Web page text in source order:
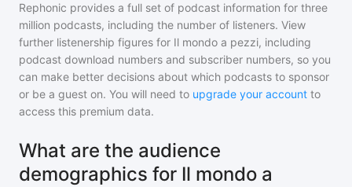
Rephonic provides a full set of podcast information for three
million podcasts, including the number of listeners. View
further listenership figures for Il mondo a pezzi, including
podcast download numbers and subscriber numbers, so you
can make better decisions about which podcasts to sponsor
or be a guest on. You will need to upgrade your account to
access this premium data.
What are the audience
demographics for Il mondo a